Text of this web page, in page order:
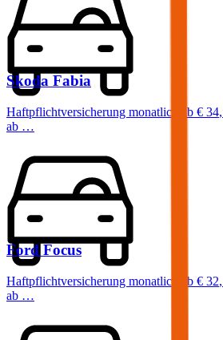
Skoda Fabia
Haftpflichtversicherung monatlich ab € 34,
ab …
Ford Focus
Haftpflichtversicherung monatlich ab € 32,
ab …